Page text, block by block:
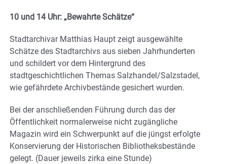
10 und 14 Uhr: „Bewahrte Schätze“
Stadtarchivar Matthias Haupt zeigt ausgewählte
Schätze des Stadtarchivs aus sieben Jahrhunderten
und schildert vor dem Hintergrund des
stadtgeschichtlichen Themas Salzhandel/Salzstadel,
wie gefährdete Archivbestände gesichert wurden.
Bei der anschließenden Führung durch das der
Öffentlichkeit normalerweise nicht zugängliche
Magazin wird ein Schwerpunkt auf die jüngst erfolgte
Konservierung der Historischen Bibliotheksbestände
gelegt. (Dauer jeweils zirka eine Stunde)